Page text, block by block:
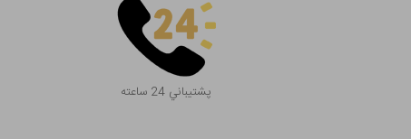
پشتيباني 24 ساعته